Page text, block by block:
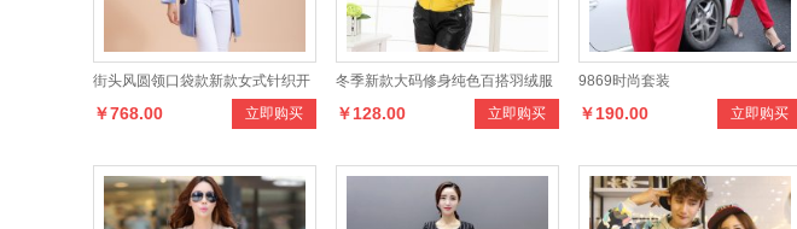
街头风圆领口袋款新款女式针织开
衫 立即购买
￥768.00
冬季新款大码修身纯色百搭羽绒服
马甲女款 立即购买
￥128.00
9869时尚套装
立即购买
￥190.00